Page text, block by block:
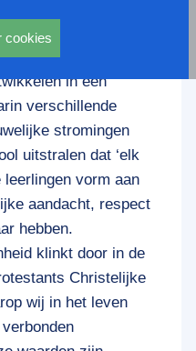
voor kwalitatief
vanuit een breed
hun eigen
in een
verschillende
stromingen
uitstralen dat ‘elk
leerlingen vorm aan
aandacht, respect
hebben.
klinkt door in de
Christelijke
wij in het leven
advertentie
cookies